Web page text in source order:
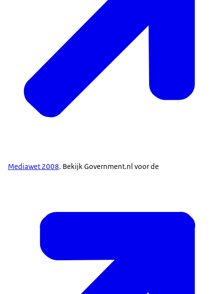
Mediawet 2008. Bekijk Government.nl voor de